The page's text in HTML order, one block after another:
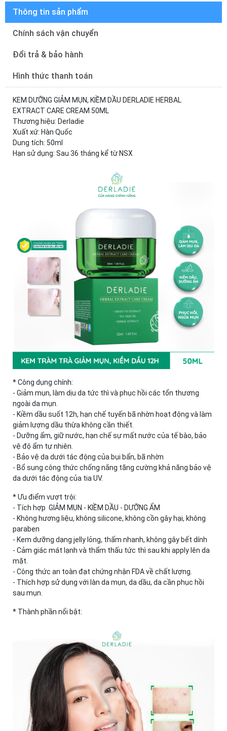
Thông tin sản phẩm
Chính sách vận chuyển
Đổi trả & bảo hành
Hình thức thanh toán
KEM DƯỠNG GIẢM MỤN, KIỀM DẦU DERLADIE HERBAL
EXTRACT CARE CREAM 50ML
Thương hiệu: Derladie
Xuất xứ: Hàn Quốc
Dung tích: 50ml
Hạn sử dụng: Sau 36 tháng kể từ NSX
* Công dụng chính:
- Giảm mụn, làm dịu da tức thì và phục hồi các tổn thương
ngoài da mụn.
- Kiềm dầu suốt 12h, hạn chế tuyến bã nhờn hoạt động và làm
giảm lượng dầu thừa không cần thiết.
- Dưỡng ẩm, giữ nước, hạn chế sự mất nước của tế bào, bảo
vệ độ ẩm tự nhiên.
- Bảo vệ da dưới tác động của bụi bẩn, bã nhờn
- Bổ sung công thức chống nắng tăng cường khả năng bảo vệ
da dưới tác động của tia UV.
* Ưu điểm vượt trội:
- Tích hợp GIẢM MỤN - KIỀM DẦU - DƯỠNG ẨM
- Không hương liệu, không silicone, không cồn gây hại, không
paraben
- Kem dưỡng dạng jelly lỏng, thấm nhanh, không gây bết dính
- Cảm giác mát lạnh và thẩm thấu tức thì sau khi apply lên da
mặt.
- Công thức an toàn đạt chứng nhận FDA về chất lượng.
- Thích hợp sử dụng với làn da mụn, da dầu, da cần phục hồi
sau mụn.
* Thành phần nổi bật: